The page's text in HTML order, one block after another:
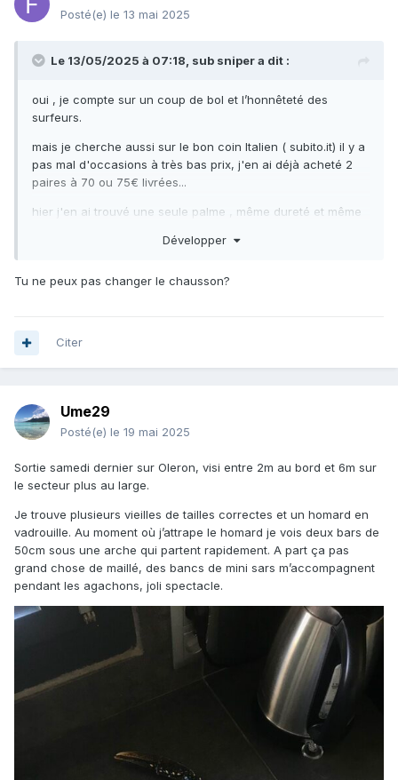
Posté(e) le 13 mai 2025
Le 13/05/2025 à 07:18, sub snipera dit :
oui , je compte sur un coup de bol et l’honnêteté des
surfeurs.
mais je cherche aussi sur le bon coin Italien ( subito.it) il y a
pas mal d'occasions à très bas prix, j'en ai déjà acheté 2
paires à 70 ou 75€ livrées...
hier j'en ai trouvé une seule palme , même dureté et même
Développer
Tu ne peux pas changer le chausson?
Citer
Ume29
Posté(e) le 19 mai 2025
Sortie samedi dernier sur Oleron, visi entre 2m au bord et 6m sur
le secteur plus au large.
Je trouve plusieurs vieilles de tailles correctes et un homard en
vadrouille. Au moment où j’attrape le homard je vois deux bars de
50cm sous une arche qui partent rapidement. A part ça pas
grand chose de maillé, des bancs de mini sars m’accompagnent
pendant les agachons, joli spectacle.